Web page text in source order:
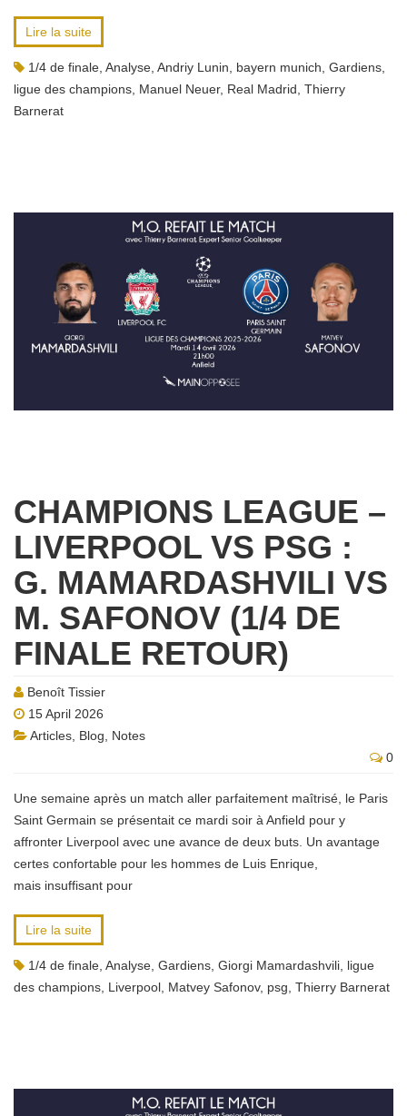
Lire la suite
1/4 de finale Analyse Andriy Lunin bayern munich Gardiens
ligue des champions Manuel Neuer, Real Madrid Thierry
Barnerat
CHAMPIONS LEAGUE –
LIVERPOOL VS PSG :
G. MAMARDASHVILI VS
M. SAFONOV (1/4 DE
FINALE RETOUR)
Benoît Tissier
15 April 2026
Articles Blog
Notes
0
Une semaine après un match aller parfaitement maîtrisé, le Paris
Saint Germain se présentait ce mardi soir à Anfield pour y
affronter Liverpool avec une avance de deux buts. Un avantage
certes confortable pour les hommes de Luis Enrique,
mais insuffisant pour
Lire la suite
1/4 de finale Analyse Gardiens Giorgi Mamardashvili ligue
des champions Liverpool Matvey Safonov, psg Thierry Barnerat